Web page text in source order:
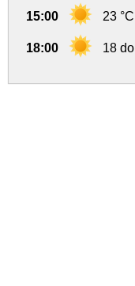
15:00 23 °C
18:00 18